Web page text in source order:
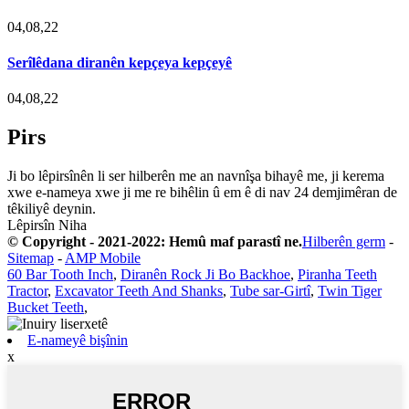
04,08,22
Serîlêdana diranên kepçeya kepçeyê
04,08,22
Pirs
Ji bo lêpirsînên li ser hilberên me an navnîşa bihayê me, ji kerema
xwe e-nameya xwe ji me re bihêlin û em ê di nav 24 demjimêran de
têkiliyê deynin.
Lêpirsîn Niha
© Copyright - 2021-2022: Hemû maf parastî ne.Hilberên germ -
Sitemap - AMP Mobile
60 Bar Tooth Inch, Diranên Rock Ji Bo Backhoe, Piranha Teeth
Tractor, Excavator Teeth And Shanks, Tube sar-Girtî, Twin Tiger
Bucket Teeth,
E-nameyê bişînin
x